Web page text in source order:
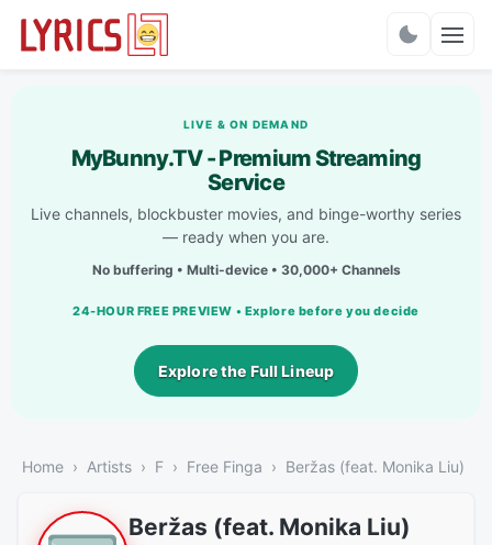
LIVE & ON DEMAND
MyBunny.TV - Premium Streaming
Service
Live channels, blockbuster movies, and binge-worthy series
— ready when you are.
No buffering • Multi-device • 30,000+ Channels
24-HOUR FREE PREVIEW • Explore before you decide
Explore the Full Lineup
Home Artists F Free Finga Beržas (feat. Monika Liu)
Beržas (feat. Monika Liu)